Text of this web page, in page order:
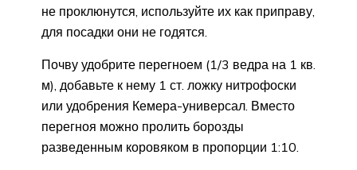
не проклюнутся, используйте их как приправу,
для посадки они не годятся.
Почву удобрите перегноем (1/3 ведра на 1 кв.
м), добавьте к нему 1 ст. ложку нитрофоски
или удобрения Кемера-универсал. Вместо
перегноя можно пролить борозды
разведенным коровяком в пропорции 1:10.